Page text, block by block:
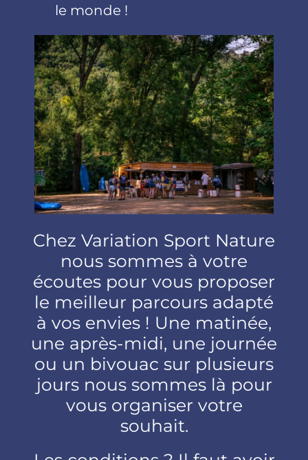
le monde !
Chez Variation Sport Nature
nous sommes à votre
écoutes pour vous proposer
le meilleur parcours adapté
à vos envies ! Une matinée,
une après-midi, une journée
ou un bivouac sur plusieurs
jours nous sommes là pour
vous organiser votre
souhait.